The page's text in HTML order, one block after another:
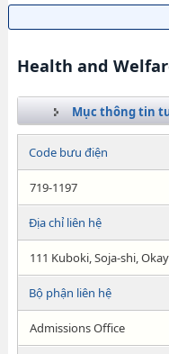
Health and
Mục thông tin
Code bưu điện
719-1197
Địa chỉ liên hệ
111 Kuboki, Soja-shi,
Bộ phận liên hệ
Admissions Office